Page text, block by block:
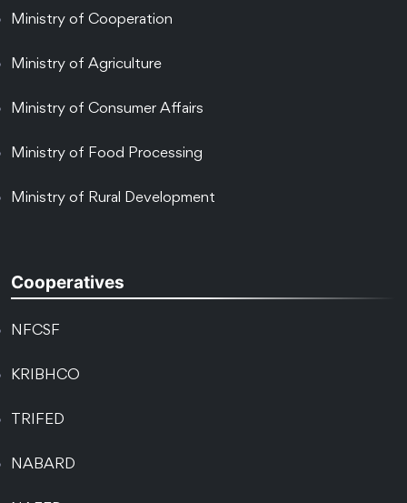
Ministry of Cooperation
Ministry of Agriculture
Ministry of Consumer Affairs
Ministry of Food Processing
Ministry of Rural Development
Cooperatives
NFCSF
KRIBHCO
TRIFED
NABARD